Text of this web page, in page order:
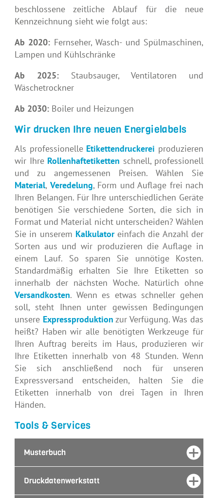
beschlossene zeitliche Ablauf für die neue
Kennzeichnung sieht wie folgt aus:
Ab 2020: Fernseher, Wasch- und Spülmaschinen,
Lampen und Kühlschränke
Ab 2025: Staubsauger, Ventilatoren und
Wäschetrockner
Ab 2030: Boiler und Heizungen
Wir drucken Ihre neuen Energielabels
Als professionelle Etikettendruckerei produzieren
wir Ihre Rollenhaftetiketten schnell, professionell
und zu angemessenen Preisen. Wählen Sie
Material, Veredelung, Form und Auflage frei nach
Ihren Belangen. Für Ihre unterschiedlichen Geräte
benötigen Sie verschiedene Sorten, die sich in
Format und Material nicht unterscheiden? Wählen
Sie in unserem Kalkulator einfach die Anzahl der
Sorten aus und wir produzieren die Auflage in
einem Lauf. So sparen Sie unnötige Kosten.
Standardmäßig erhalten Sie Ihre Etiketten so
innerhalb der nächsten Woche. Natürlich ohne
Versandkosten. Wenn es etwas schneller gehen
soll, steht Ihnen unter gewissen Bedingungen
unsere Expressproduktion zur Verfügung. Was das
heißt? Haben wir alle benötigten Werkzeuge für
Ihren Auftrag bereits im Haus, produzieren wir
Ihre Etiketten innerhalb von 48 Stunden. Wenn
Sie sich anschließend noch für unseren
Expressversand entscheiden, halten Sie die
Etiketten innerhalb von drei Tagen in Ihren
Händen.
Tools & Services
Musterbuch
Druckdatenwerkstatt